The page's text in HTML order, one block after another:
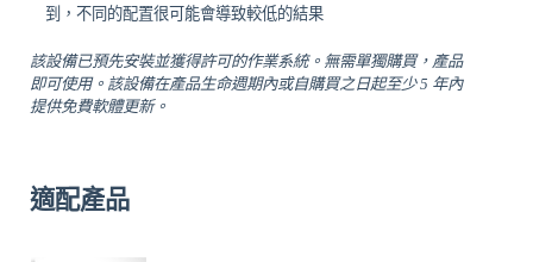
到，不同的配置很可能會導致較低的結果
該設備已預先安裝並獲得許可的作業系統。無需單獨購買，產品
即可使用。該設備在產品生命週期內或自購買之日起至少 5 年內
提供免費軟體更新。
適配產品